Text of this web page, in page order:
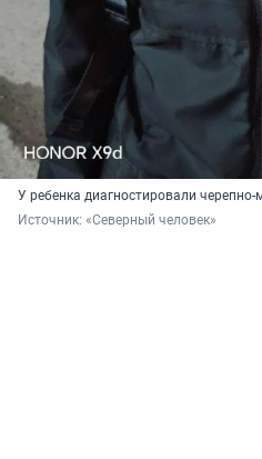
У ребенка диагностировали
Источник: «Северный человек»